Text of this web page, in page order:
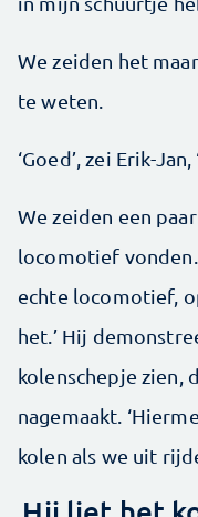
We zeiden het
te weten.
‘Goed’, zei Erik-
We zeiden een
locomotief vonden.
echte locomotief,
het.’ Hij
kolenschepje zien,
nagemaakt.
kolen als we uit